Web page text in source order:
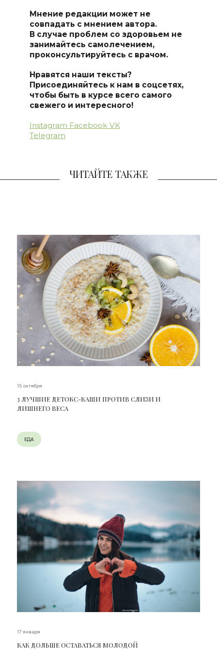
Мнение редакции может не
совпадать с мнением автора.
В случае проблем со здоровьем не
занимайтесь самолечением,
проконсультируйтесь с врачом.
Нравятся наши тексты?
Присоединяйтесь к нам в соцсетях,
чтобы быть в курсе всего самого
свежего и интересного!
Instagram Facebook VK
Telegram
ЧИТАЙТЕ ТАКЖЕ
15 октября
3 ЛУЧШИЕ ДЕТОКС-КАШИ ПРОТИВ СЛИЗИ И
ЛИШНЕГО ВЕСА
ЕДА
17 января
КАК ДОЛЬШЕ ОСТАВАТЬСЯ МОЛОДОЙ